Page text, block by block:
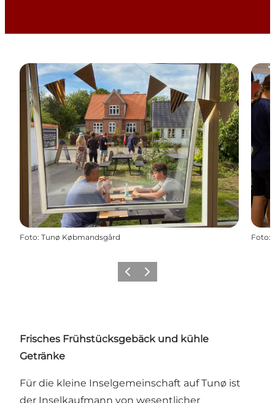
Foto: Tunø Købmandsgård Foto:
ZurückWeiter
Frisches Frühstücksgebäck und kühle
Getränke
Für die kleine Inselgemeinschaft auf Tunø ist
der Inselkaufmann von wesentlicher